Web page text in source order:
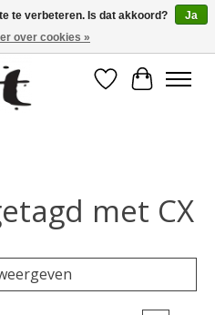
Verlanglijst
met CX
te verbeteren. Is dat akkoord?
Ja
over cookies »